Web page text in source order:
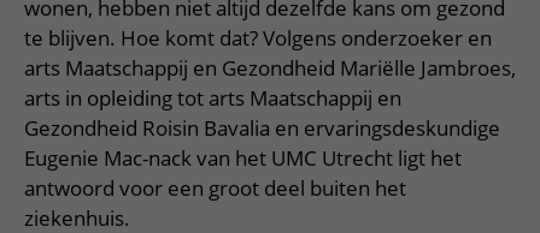
wonen, hebben niet altijd dezelfde kans om gezond
te blijven. Hoe komt dat? Volgens onderzoeker en
arts Maatschappij en Gezondheid Mariëlle Jambroes,
arts in opleiding tot arts Maatschappij en
Gezondheid Roisin Bavalia en ervaringsdeskundige
Eugenie Mac-nack van het UMC Utrecht ligt het
antwoord voor een groot deel buiten het
ziekenhuis.